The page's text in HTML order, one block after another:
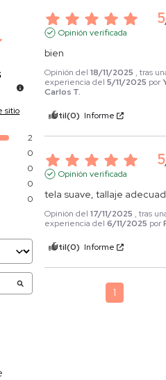
sitio
2
0
0
0
0
5
Opinión verificada
bien
Opinión del18/11/2025 , tras
experiencia del5/11/2025 por
Carlos T.
Útil(0) Informe
5
Opinión verificada
tela suave, tallaje
Opinión del17/11/2025 , tras
experiencia del6/11/2025 por
Útil(0) Informe
1